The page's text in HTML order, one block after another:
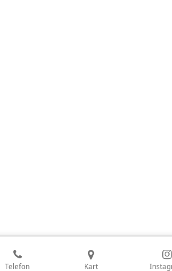
Telefon Kart